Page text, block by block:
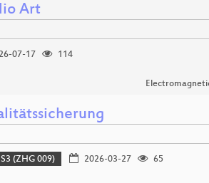
Art
07-17
114
(ZHG 009) 2026-03-27
65